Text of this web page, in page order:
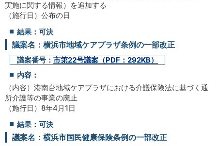
実施に関する情報）を追加する
（施行日）公布の日
結果：可決
議案名：横浜市地域ケアプラザ条例の一部改正
議案番号： 市第22号議案（PDF：292KB）
内容：
（内容）港南台地域ケアプラザにおける介護保険法に基づく通
所介護等の事業の廃止
（施行日）8年4月1日
結果：可決
議案名：横浜市国民健康保険条例の一部改正